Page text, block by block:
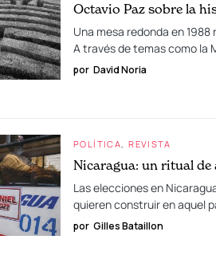
Octavio Paz sobre la
Una mesa redonda en
A través de temas como la
por David Noria
POLÍTICA REVISTA
Nicaragua: un ritual
Las elecciones en
quieren construir en aquel
por Gilles Bataillon